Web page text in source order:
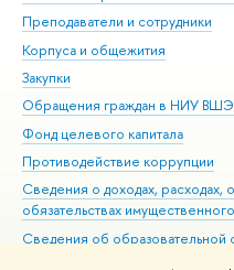
Преподаватели и сотрудники
Корпуса и общежития
Закупки
Обращения граждан в НИУ ВШЭ
Фонд целевого капитала
Противодействие коррупции
Сведения о доходах, расходах,
обязательствах
Сведения об образовательной